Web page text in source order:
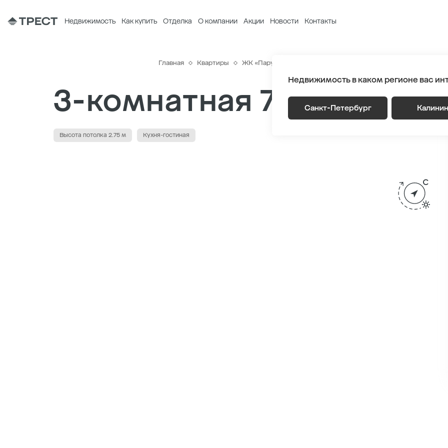
Недвижимость Как купить Отделка О компании Акции Новости Контакты
Недвижимость в каком регионе вас
Санкт-Петербург
Главная Квартиры ЖК «Парусная 1»
3-комнатная 70.9 м2
Высота потолка 2.75 м Кухня-гостиная